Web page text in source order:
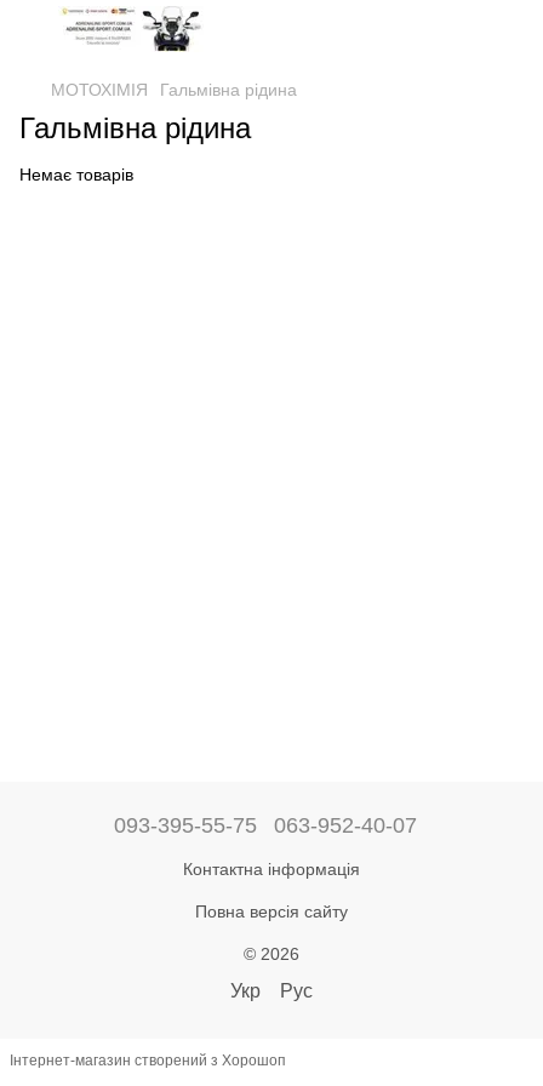
МОТОХІМІЯ Гальмівна рідина
Гальмівна рідина
Немає товарів
093-395-55-75 063-952-40-07
Контактна інформація
Повна версія сайту
© 2026
Укр Рус
Інтернет-магазин створений з Хорошоп